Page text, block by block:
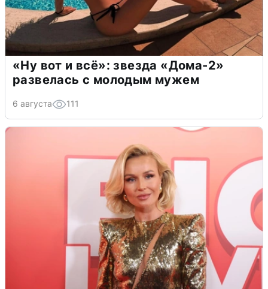
«Ну вот и всё»: звезда «Дома-2»
развелась с молодым мужем
6 августа 111